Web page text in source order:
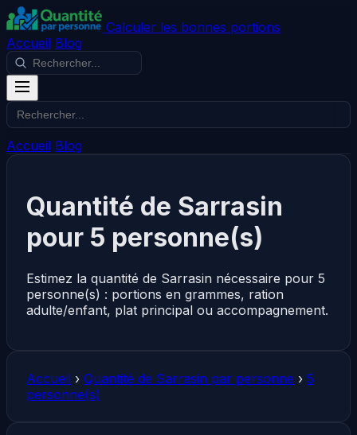
Calculer les bonnes portions
Accueil Blog
Accueil Blog
Quantité de Sarrasin
pour 5 personne(s)
Estimez la quantité de Sarrasin nécessaire pour 5
personne(s) : portions en grammes, ration
adulte/enfant, plat principal ou accompagnement.
Accueil › Quantité de Sarrasin par personne › 5
personne(s)